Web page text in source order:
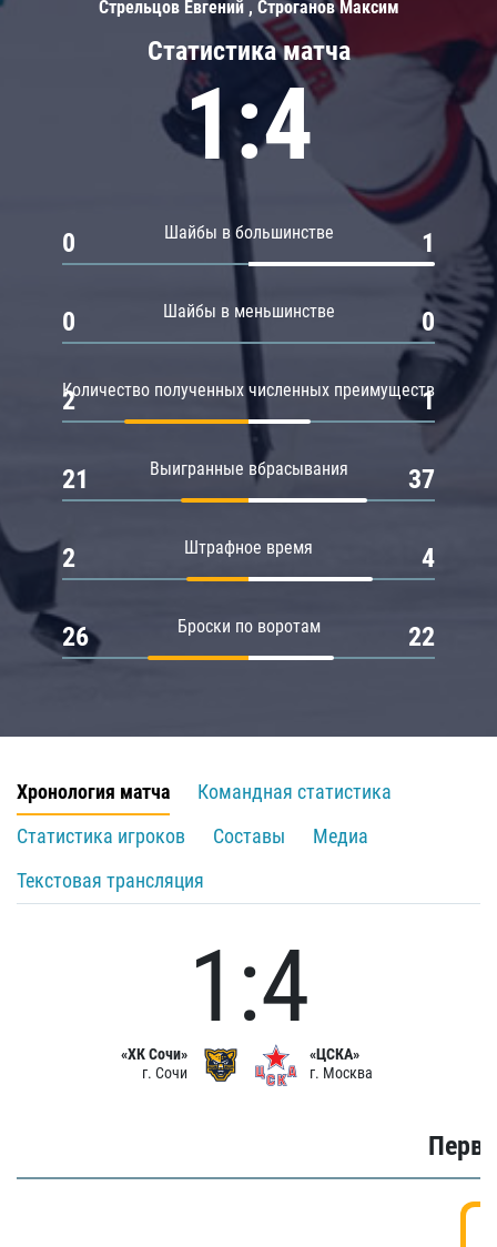
Статистика матча
1:4
Шайбы в большинстве
0 1
Шайбы в меньшинстве
0 0
Количество полученных численных преимуществ
2 1
Выигранные вбрасывания
21 37
Штрафное время
2 4
Броски по воротам
26 22
Стрельцов Евгений , Строганов Максим
Хронология матча
Командная статистика
Статистика игроков
Составы
Медиа
Текстовая трансляция
«ХК Сочи»
г. Сочи
1:4
«ЦСКА»
г. Москва